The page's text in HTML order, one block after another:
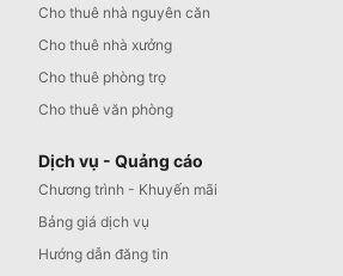
Cho thuê nhà nguyên căn
Cho thuê nhà xưởng
Cho thuê phòng trọ
Cho thuê văn phòng
Dịch vụ - Quảng cáo
Chương trình - Khuyến mãi
Bảng giá dịch vụ
Hướng dẫn đăng tin